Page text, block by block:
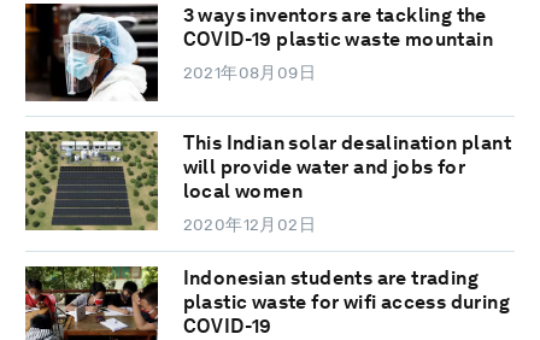
3 ways inventors are tackling the
COVID-19 plastic waste mountain
2021年08月09日
This Indian solar desalination plant
will provide water and jobs for
local women
2020年12月02日
Indonesian students are trading
plastic waste for wifi access during
COVID-19